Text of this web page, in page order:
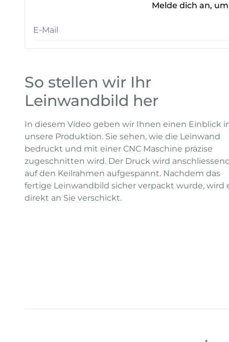
Melde dich an,
So stellen wir Ihr
Leinwandbild her
In diesem Video geben wir Ihnen einen Einblick
unsere Produktion. Sie sehen, wie die Leinwand
bedruckt und mit einer CNC Maschine präzise
zugeschnitten wird. Der Druck wird
auf den Keilrahmen aufgespannt. Nachdem das
fertige Leinwandbild sicher verpackt wurde, wird
direkt an Sie verschickt.